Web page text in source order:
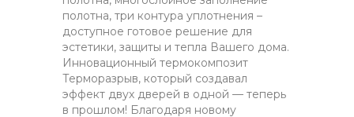
полотна, три контура уплотнения –
доступное готовое решение для
эстетики, защиты и тепла Вашего дома.
Инновационный термокомпозит
Терморазрыв, который создавал
эффект двух дверей в одной — теперь
в прошлом! Благодаря новому